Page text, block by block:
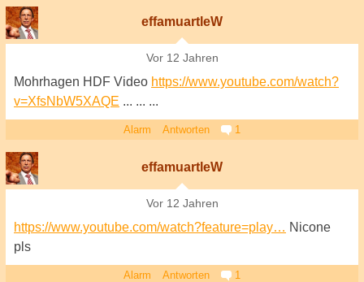
effamuartleW
Vor 12 Jahren
Mohrhagen HDF Video https://www.youtube.com/watch?
v=XfsNbW5XAQE ... ... ...
Alarm Antworten 1
effamuartleW
Vor 12 Jahren
https://www.youtube.com/watch?feature=play… Nicone
pls
Alarm Antworten 1